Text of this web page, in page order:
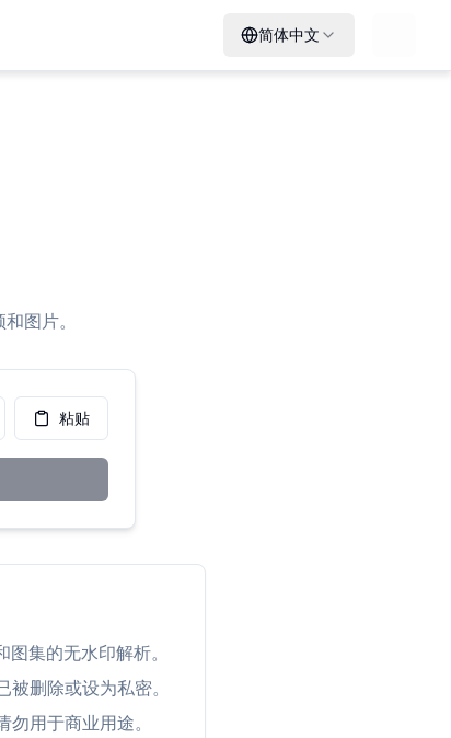
简体中文
图片。
粘贴
集的无水印解析。
删除或设为私密。
用于商业用途。